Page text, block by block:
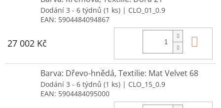
Dodání 3 - 6 týdnů (1 ks) | CLO_01_0.9
EAN: 5904484094867
27 002 Kč
Barva: Dřevo-hnědá, Textilie: Mat Velvet 68
Dodání 3 - 6 týdnů (1 ks) | CLO_15_0.9
EAN: 5904484095000